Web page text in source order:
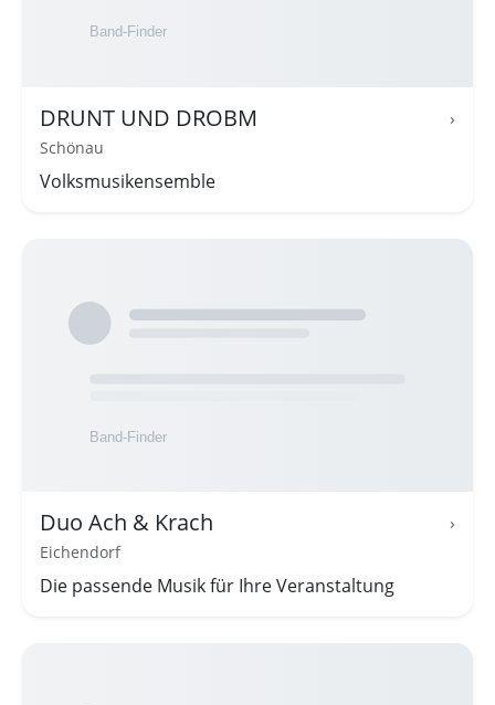
DRUNT UND DROBM ›
Schönau
Volksmusikensemble
Duo Ach & Krach ›
Eichendorf
Die passende Musik für Ihre Veranstaltung